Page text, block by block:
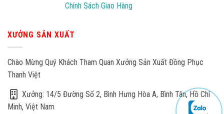
Chính Sách Giao Hàng
XƯỞNG SẢN XUẤT
Chào Mừng Quý Khách Tham Quan Xưởng Sản Xuất Đồng Phục
Thanh Việt
Xưởng: 14/5 Đường Số 2, Bình Hưng Hòa A, Bình Tân, Hồ Chí
Minh, Việt Nam